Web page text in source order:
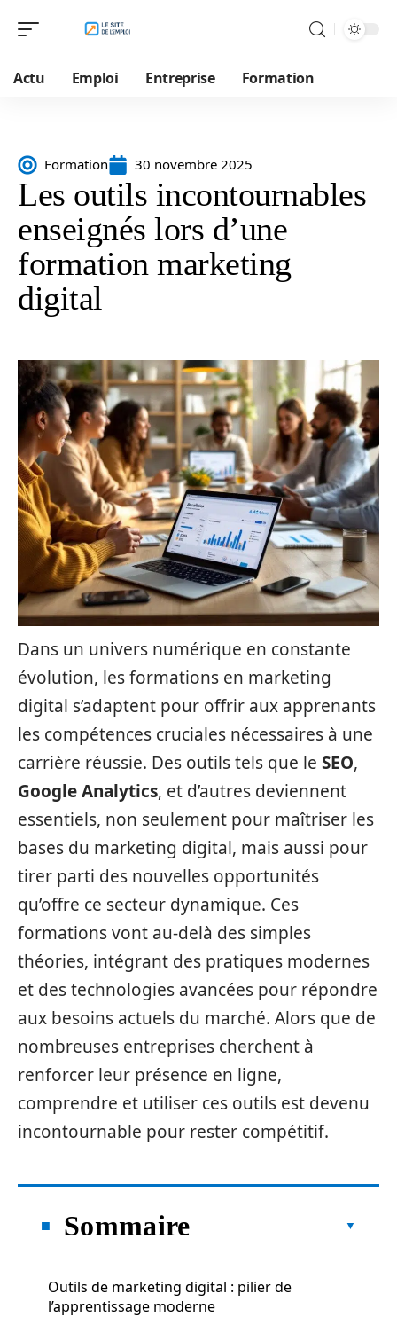
Actu Emploi Entreprise Formation
Formation 30 novembre 2025
Les outils incontournables
enseignés lors d’une
formation marketing
digital
Dans un univers numérique en constante
évolution, les formations en marketing
digital s’adaptent pour offrir aux apprenants
les compétences cruciales nécessaires à une
carrière réussie. Des outils tels que le SEO,
Google Analytics, et d’autres deviennent
essentiels, non seulement pour maîtriser les
bases du marketing digital, mais aussi pour
tirer parti des nouvelles opportunités
qu’offre ce secteur dynamique. Ces
formations vont au-delà des simples
théories, intégrant des pratiques modernes
et des technologies avancées pour répondre
aux besoins actuels du marché. Alors que de
nombreuses entreprises cherchent à
renforcer leur présence en ligne,
comprendre et utiliser ces outils est devenu
incontournable pour rester compétitif.
Sommaire
Outils de marketing digital : pilier de
l’apprentissage moderne